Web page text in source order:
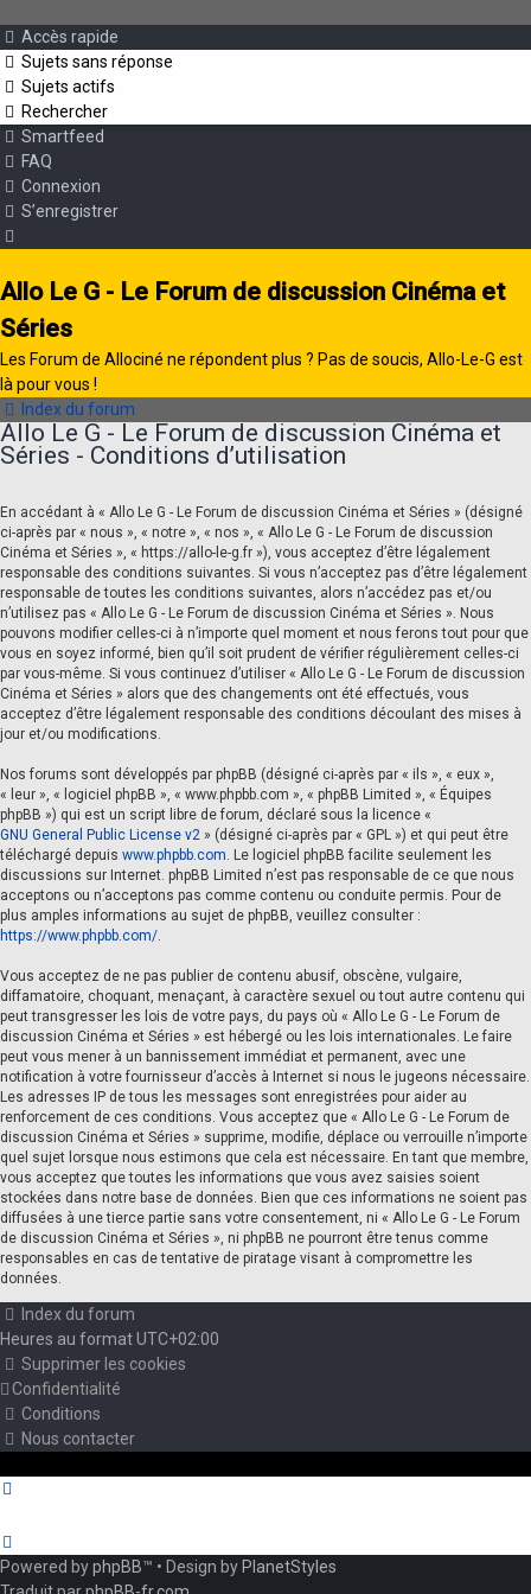
Accès rapide
Sujets sans réponse
Sujets actifs
Rechercher
Smartfeed
FAQ
Connexion
S’enregistrer
Allo Le G - Le Forum de discussion Cinéma et
Séries
Les Forum de Allociné ne répondent plus ? Pas de soucis, Allo-Le-G est
là pour vous !
Index du forum
Allo Le G - Le Forum de discussion Cinéma et
Séries - Conditions d’utilisation
En accédant à « Allo Le G - Le Forum de discussion Cinéma et Séries » (désigné
ci-après par « nous », « notre », « nos », « Allo Le G - Le Forum de discussion
Cinéma et Séries », « https://allo-le-g.fr »), vous acceptez d’être légalement
responsable des conditions suivantes. Si vous n’acceptez pas d’être légalement
responsable de toutes les conditions suivantes, alors n’accédez pas et/ou
n’utilisez pas « Allo Le G - Le Forum de discussion Cinéma et Séries ». Nous
pouvons modifier celles-ci à n’importe quel moment et nous ferons tout pour que
vous en soyez informé, bien qu’il soit prudent de vérifier régulièrement celles-ci
par vous-même. Si vous continuez d’utiliser « Allo Le G - Le Forum de discussion
Cinéma et Séries » alors que des changements ont été effectués, vous
acceptez d’être légalement responsable des conditions découlant des mises à
jour et/ou modifications.
Nos forums sont développés par phpBB (désigné ci-après par « ils », « eux »,
« leur », « logiciel phpBB », « www.phpbb.com », « phpBB Limited », « Équipes
phpBB ») qui est un script libre de forum, déclaré sous la licence «
GNU General Public License v2 » (désigné ci-après par « GPL ») et qui peut être
téléchargé depuis www.phpbb.com. Le logiciel phpBB facilite seulement les
discussions sur Internet. phpBB Limited n’est pas responsable de ce que nous
acceptons ou n’acceptons pas comme contenu ou conduite permis. Pour de
plus amples informations au sujet de phpBB, veuillez consulter :
https://www.phpbb.com/.
Vous acceptez de ne pas publier de contenu abusif, obscène, vulgaire,
diffamatoire, choquant, menaçant, à caractère sexuel ou tout autre contenu qui
peut transgresser les lois de votre pays, du pays où « Allo Le G - Le Forum de
discussion Cinéma et Séries » est hébergé ou les lois internationales. Le faire
peut vous mener à un bannissement immédiat et permanent, avec une
notification à votre fournisseur d’accès à Internet si nous le jugeons nécessaire.
Les adresses IP de tous les messages sont enregistrées pour aider au
renforcement de ces conditions. Vous acceptez que « Allo Le G - Le Forum de
discussion Cinéma et Séries » supprime, modifie, déplace ou verrouille n’importe
quel sujet lorsque nous estimons que cela est nécessaire. En tant que membre,
vous acceptez que toutes les informations que vous avez saisies soient
stockées dans notre base de données. Bien que ces informations ne soient pas
diffusées à une tierce partie sans votre consentement, ni « Allo Le G - Le Forum
de discussion Cinéma et Séries », ni phpBB ne pourront être tenus comme
responsables en cas de tentative de piratage visant à compromettre les
données.
Index du forum
Heures au formatUTC+02:00
Supprimer les cookies
Confidentialité
Conditions
Nous contacter
Powered byphpBB™ • Design by PlanetStyles